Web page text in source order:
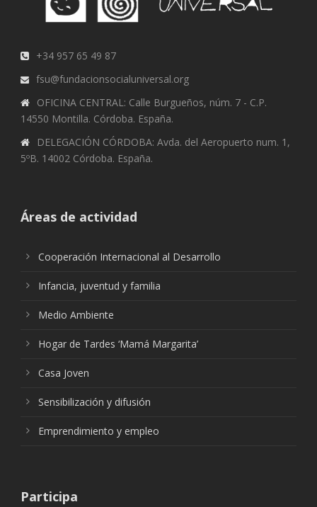
+34 957 65 49 87
fsu@fundacionsocialuniversal.org
OFICINA CENTRAL: Calle Burgueños, núm. 7 - C.P.
14550 Montilla. Córdoba. España.
DELEGACIÓN CÓRDOBA: Avda. del Aeropuerto num. 1,
5ºB. 14002 Córdoba. España.
Áreas de actividad
Cooperación Internacional al Desarrollo
Infancia, juventud y familia
Medio Ambiente
Hogar de Tardes ‘Mamá Margarita’
Casa Joven
Sensibilización y difusión
Emprendimiento y empleo
Participa